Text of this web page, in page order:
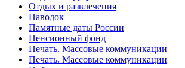
Отдых и развлечения
Паводок
Памятные даты России
Пенсионный фонд
Печать. Массовые коммуникации
Печать. Массовые коммуникации